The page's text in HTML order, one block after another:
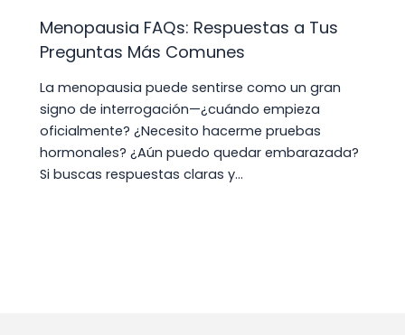
Menopausia FAQs: Respuestas a Tus
Preguntas Más Comunes
La menopausia puede sentirse como un gran
signo de interrogación—¿cuándo empieza
oficialmente? ¿Necesito hacerme pruebas
hormonales? ¿Aún puedo quedar embarazada?
Si buscas respuestas claras y…